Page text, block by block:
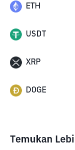
ETH
USDT
XRP
DOGE
Temukan